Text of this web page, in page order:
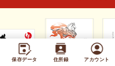
保存データ 住所録 アカウント